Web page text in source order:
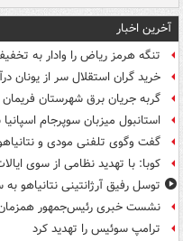
آخرین اخبار
تنگه هرمز ریاض را وادار به
خرید گران استقلال سر از یونان
گربه جریان برق شهرستان فریمان
استانبول میزبان سوپرجام
گفت وگوی تلفنی مودی و
کوبا: با تهدید نظامی از سوی
توسل رفیق آرژانتینی نتانیاهو
نشست خبری رئیس‌جمهور همزمان
ترامپ سوئیس را تهدید کرد